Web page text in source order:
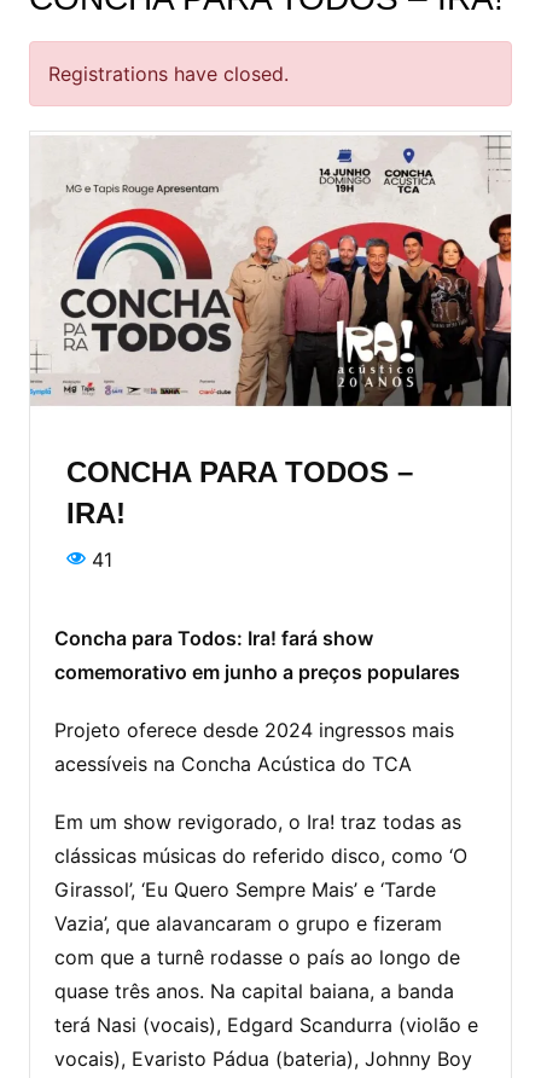
Registrations have closed.
CONCHA PARA TODOS –
IRA!
41
Concha para Todos: Ira! fará show
comemorativo em junho a preços populares
Projeto oferece desde 2024 ingressos mais
acessíveis na Concha Acústica do TCA
Em um show revigorado, o Ira! traz todas as
clássicas músicas do referido disco, como ‘O
Girassol’, ‘Eu Quero Sempre Mais’ e ‘Tarde
Vazia’, que alavancaram o grupo e fizeram
com que a turnê rodasse o país ao longo de
quase três anos. Na capital baiana, a banda
terá Nasi (vocais), Edgard Scandurra (violão e
vocais), Evaristo Pádua (bateria), Johnny Boy